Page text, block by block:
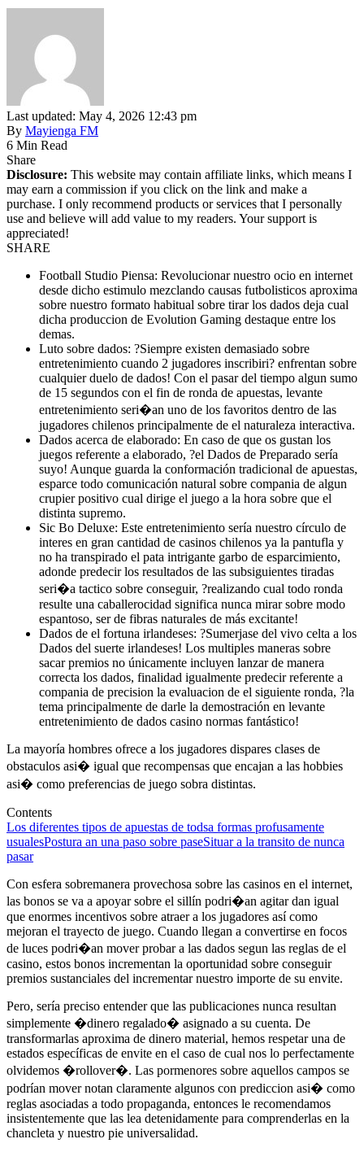
Last updated: May 4, 2026 12:43 pm
By Mayienga FM
6 Min Read
Share
Disclosure: This website may contain affiliate links, which means I
may earn a commission if you click on the link and make a
purchase. I only recommend products or services that I personally
use and believe will add value to my readers. Your support is
appreciated!
SHARE
Football Studio Piensa: Revolucionar nuestro ocio en internet
desde dicho estimulo mezclando causas futbolisticos aproxima
sobre nuestro formato habitual sobre tirar los dados deja cual
dicha produccion de Evolution Gaming destaque entre los
demas.
Luto sobre dados: ?Siempre existen demasiado sobre
entretenimiento cuando 2 jugadores inscribiri? enfrentan sobre
cualquier duelo de dados! Con el pasar del tiempo algun sumo
de 15 segundos con el fin de ronda de apuestas, levante
entretenimiento seri�an uno de los favoritos dentro de las
jugadores chilenos principalmente de el naturaleza interactiva.
Dados acerca de elaborado: En caso de que os gustan los
juegos referente a elaborado, ?el Dados de Preparado serí­a
suyo! Aunque guarda la conformación tradicional de apuestas,
esparce todo comunicación natural sobre compania de algun
crupier positivo cual dirige el juego a la hora sobre que el
distinta supremo.
Sic Bo Deluxe: Este entretenimiento serí­a nuestro círculo de
interes en gran cantidad de casinos chilenos ya la pantufla y
no ha transpirado el pata intrigante garbo de esparcimiento,
adonde predecir los resultados de las subsiguientes tiradas
seri�a tactico sobre conseguir, ?realizando cual todo ronda
resulte una caballerocidad significa nunca mirar sobre modo
espantoso, ser de fibras naturales de más excitante!
Dados de el fortuna irlandeses: ?Sumerjase del vivo celta a los
Dados del suerte irlandeses! Los multiples maneras sobre
sacar premios no únicamente incluyen lanzar de manera
correcta los dados, finalidad igualmente predecir referente a
compania de precision la evaluacion de el siguiente ronda, ?la
tema principalmente de darle la demostración en levante
entretenimiento de dados casino normas fantástico!
La mayorí­a hombres ofrece a los jugadores dispares clases de
obstaculos asi� igual que recompensas que encajan a las hobbies
asi� como preferencias de juego sobra distintas.
Contents
Los diferentes tipos de apuestas de todsa formas profusamente
usualesPostura an una paso sobre paseSituar a la transito de nunca
pasar
Con esfera sobremanera provechosa sobre las casinos en el internet,
las bonos se va a apoyar sobre el sillí­n podri�an agitar dan igual
que enormes incentivos sobre atraer a los jugadores así­ como
mejoran el trayecto de juego. Cuando llegan a convertirse en focos
de luces podri�an mover probar a las dados segun las reglas de el
casino, estos bonos incrementan la oportunidad sobre conseguir
premios sustanciales del incrementar nuestro importe de su envite.
Pero, serí­a preciso entender que las publicaciones nunca resultan
simplemente �dinero regalado� asignado a su cuenta. De
transformarlas aproxima de dinero material, hemos respetar una de
estados específicas de envite en el caso de cual nos lo perfectamente
olvidemos �rollover�. Las pormenores sobre aquellos campos se
podrí­an mover notan claramente algunos con prediccion asi� como
reglas asociadas a todo propaganda, entonces le recomendamos
insistentemente que las lea detenidamente para comprenderlas en la
chancleta y nuestro pie universalidad.